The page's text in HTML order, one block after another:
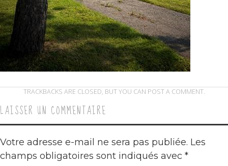
TRACKBACKS ARE CLOSED, BUT YOU CAN POST A COMMENT.
LAISSER UN COMMENTAIRE
Votre adresse e-mail ne sera pas publiée. Les
champs obligatoires sont indiqués avec *